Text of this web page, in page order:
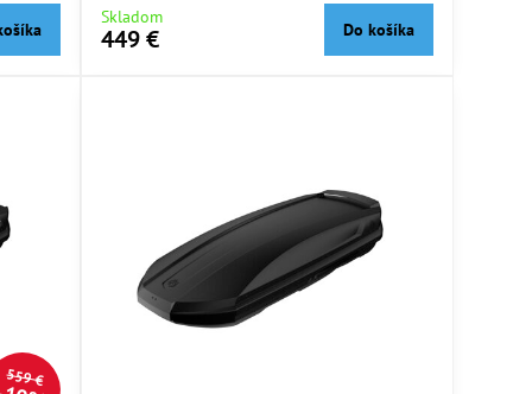
Skladom
449 € Do košíka
559 €